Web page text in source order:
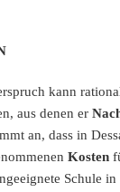
kann
aus denen er
an, dass in
Kosten
Schule